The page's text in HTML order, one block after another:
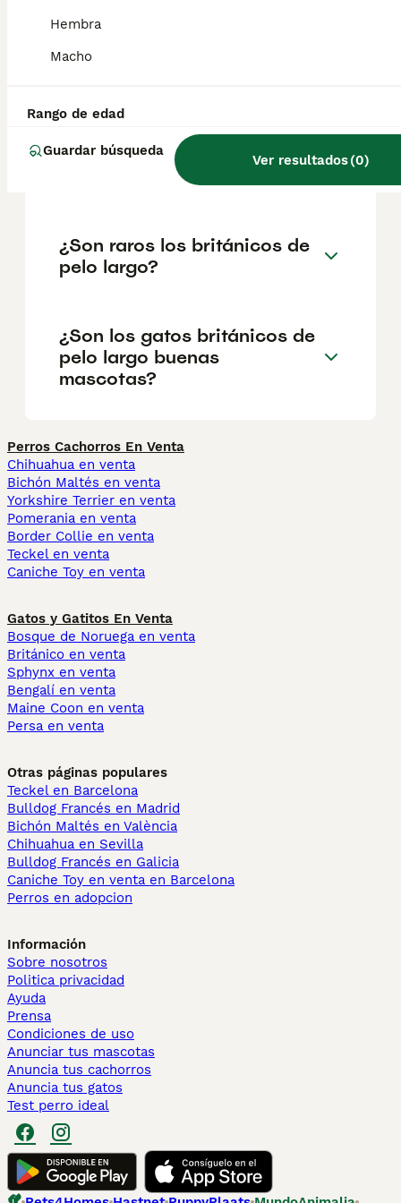
Hembra
Macho
Rango de edad
Guardar búsqueda
Ver resultados(0)
criadores responsables que garanticen la
Informarse bien y comparar opciones antes
¿Cuál es la raza de gato
británico de pelo largo?
¿Son raros los británicos de
pelo largo?
¿Son los gatos británicos de
pelo largo buenas
mascotas?
Perros Cachorros En Venta
Chihuahua en venta
Bichón Maltés en venta
Yorkshire Terrier en venta
Pomerania en venta
Border Collie en venta
Teckel en venta
Caniche Toy en venta
Gatos y Gatitos En Venta
Bosque de Noruega en venta
Británico en venta
Sphynx en venta
Bengalí en venta
Maine Coon en venta
Persa en venta
Otras páginas populares
Teckel en Barcelona
Bulldog Francés en Madrid
Bichón Maltés en València
Chihuahua en Sevilla
Bulldog Francés en Galicia
Caniche Toy en venta en Barcelona
Perros en adopcion
Información
Sobre nosotros
Politica privacidad
Ayuda
Prensa
Condiciones de uso
Anunciar tus mascotas
Anuncia tus cachorros
Anuncia tus gatos
Test perro ideal